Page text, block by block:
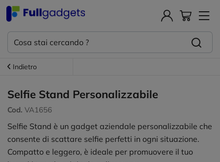
Indietro
Selfie Stand Personalizzabile
Cod. VA1656
Selfie Stand è un gadget aziendale personalizzabile che
consente di scattare selfie perfetti in ogni situazione.
Compatto e leggero, è ideale per promuovere il tuo